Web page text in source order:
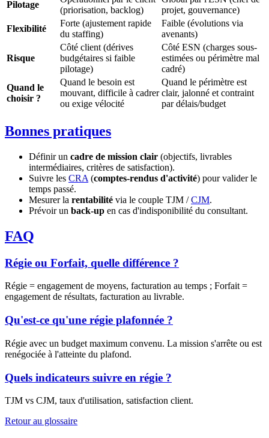
Pilotage
(priorisation, backlog)
projet, gouvernance)
Flexibilité
Forte (ajustement rapide
du staffing)
Faible (évolutions via
avenants)
Risque
Côté client (dérives
budgétaires si faible
pilotage)
Côté ESN (charges sous-
estimées ou périmètre mal
cadré)
Quand le
choisir ?
Quand le besoin est
mouvant, difficile à cadrer
ou exige vélocité
Quand le périmètre est
clair, jalonné et contraint
par délais/budget
Bonnes pratiques
Définir un cadre de mission clair (objectifs, livrables
intermédiaires, critères de satisfaction).
Suivre les CRA (comptes-rendus d'activité) pour valider le
temps passé.
Mesurer la rentabilité via le couple TJM /CJM.
Prévoir un back-up en cas d'indisponibilité du consultant.
FAQ
Régie ou Forfait, quelle différence ?
Régie = engagement de moyens, facturation au temps ; Forfait =
engagement de résultats, facturation au livrable.
Qu'est-ce qu'une régie plafonnée ?
Régie avec un budget maximum convenu. La mission s'arrête ou est
renégociée à l'atteinte du plafond.
Quels indicateurs suivre en régie ?
TJM vs CJM, taux d'utilisation, satisfaction client.
Retour au glossaire